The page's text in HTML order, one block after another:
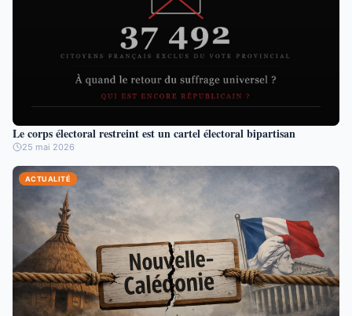
Le corps électoral restreint est un cartel électoral bipartisan
25 mai 2026
ACTUALITÉ